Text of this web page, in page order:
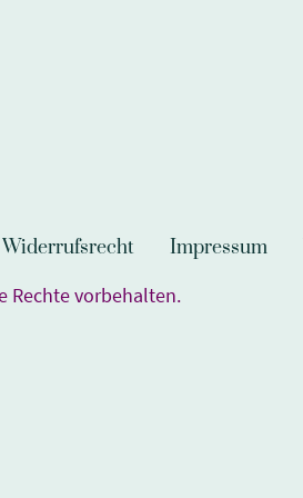
Widerrufsrecht Impressum
Rechte vorbehalten.